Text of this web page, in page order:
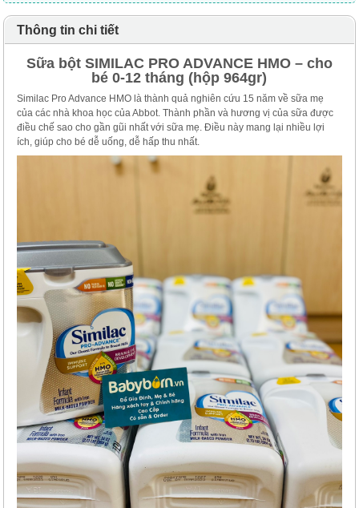
Thông tin chi tiết
Sữa bột SIMILAC PRO ADVANCE HMO – cho
bé 0-12 tháng (hộp 964gr)
Similac Pro Advance HMO là thành quả nghiên cứu 15 năm về sữa mẹ
của các nhà khoa học của Abbot. Thành phần và hương vị của sữa được
điều chế sao cho gần gũi nhất với sữa mẹ. Điều này mang lại nhiều lợi
ích, giúp cho bé dễ uống, dễ hấp thu nhất.